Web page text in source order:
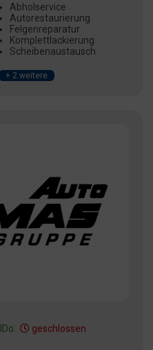
Abholservice
Autorestaurierung
Felgenreparatur
Komplettlackierung
Scheibenaustausch
+ 2 weitere
Do: geschlossen